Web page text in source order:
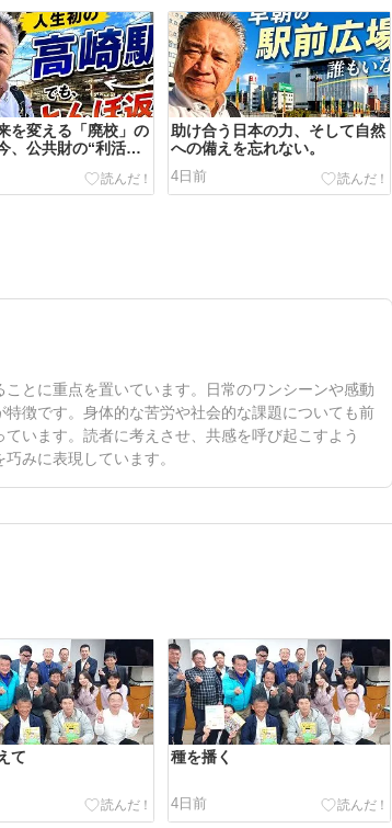
を変える「廃校」の
、公共財の“利活
なのか？
助け合う日本の力、そして自然
への備えを忘れない。
4日前
とに重点を置いています。日常のワンシーンや感動
徴です。身体的な苦労や社会的な課題についても前
います。読者に考えさせ、共感を呼び起こすよう
みに表現しています。
て 種を播く
4日前